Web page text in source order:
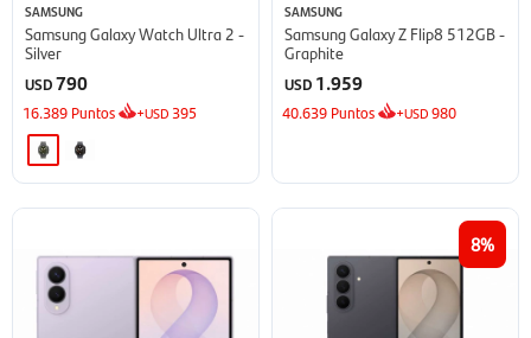
SAMSUNG
Samsung Galaxy Watch Ultra 2 -
Silver
USD790
16.389 Puntos +USD 395
SAMSUNG
Samsung Galaxy Z Flip8 512GB -
Graphite
USD 1.959
40.639 Puntos +USD980
8